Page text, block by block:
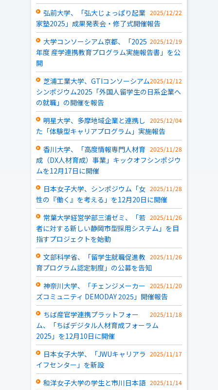
2025/12/22
弘前大学、「弘大じょっぱり起業
家塾2025」成果発表会・修了式開催報告
2025/12/19
大学コンソーシアム京都、「2025
年度 産学連携教育プログラム実施報告書」を公
開
2025/12/12
芝浦工業大学、GTIコンソーシアム
シンポジウム2025「外国人留学生の日系企業へ
の就職」の開催を報告
2025/12/04
明星大学、多摩地域企業と連携し
た「体験型キャリアプログラム」実施報告
2025/11/28
香川大学、「高度情報専門人材育
成（DX人材育成）事業」キックオフシンポジウ
ムを12月17日に開催
2025/11/28
日本女子大学、シンポジウム「女
性の『働く』を考える」を12月20日に開催
2025/11/26
常葉大学経営学部三浦ゼミ、「若
者に対する新しい静岡市型採用システム」を目
指すプロジェクトを始動
2025/11/26
文部科学省、「留学生就職促進教
育プログラム認定制度」の公募を告知
2025/11/20
神奈川大学、「チェンジメーカー
ズコミュニティ DEMODAY 2025」開催報告
2025/11/18
ちば産官学連携プラットフォー
ム、「ちばデジタル人材育成フォーラム
2025」を12月10日に開催
2025/11/17
日本女子大学、「JWUキャリアラ
イフセンター」を新設
2025/11/14
和洋女子大学の学生と市川日本語